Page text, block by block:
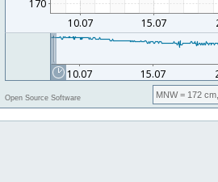
Open Source Software MNW= 172 cm,